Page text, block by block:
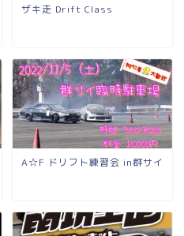
ザキ走 Drift Class
A☆F ドリフト練習会 in群サイ